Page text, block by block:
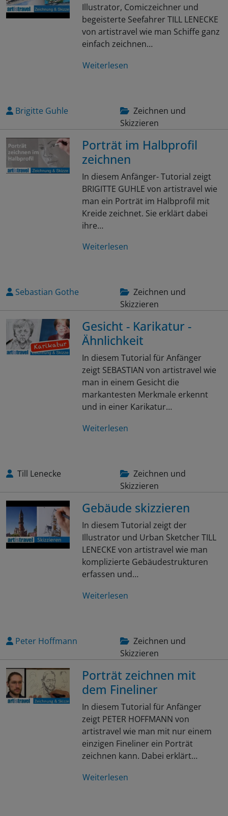
Illustrator, Comiczeichner und
begeisterte Seefahrer TILL LENECKE
von artistravel wie man Schiffe ganz
einfach zeichnen…
Weiterlesen
Brigitte Guhle
Zeichnen und
Skizzieren
Porträt im Halbprofil
zeichnen
In diesem Anfänger- Tutorial zeigt
BRIGITTE GUHLE von artistravel wie
man ein Porträt im Halbprofil mit
Kreide zeichnet. Sie erklärt dabei
ihre…
Weiterlesen
Sebastian Gothe
Zeichnen und
Skizzieren
Gesicht - Karikatur -
Ähnlichkeit
In diesem Tutorial für Anfänger
zeigt SEBASTIAN von artistravel wie
man in einem Gesicht die
markantesten Merkmale erkennt
und in einer Karikatur…
Weiterlesen
Till Lenecke
Zeichnen und
Skizzieren
Gebäude skizzieren
In diesem Tutorial zeigt der
Illustrator und Urban Sketcher TILL
LENECKE von artistravel wie man
komplizierte Gebäudestrukturen
erfassen und…
Weiterlesen
Peter Hoffmann
Zeichnen und
Skizzieren
Porträt zeichnen mit
dem Fineliner
In diesem Tutorial für Anfänger
zeigt PETER HOFFMANN von
artistravel wie man mit nur einem
einzigen Fineliner ein Porträt
zeichnen kann. Dabei erklärt…
Weiterlesen